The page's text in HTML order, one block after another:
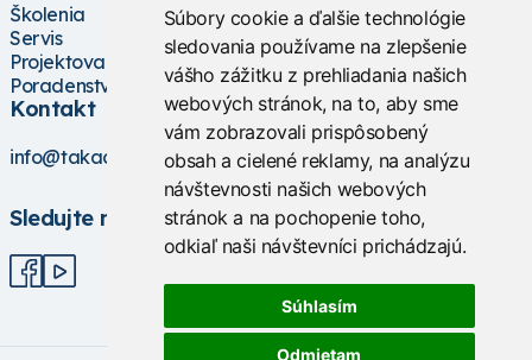
Súbory cookie a ďalšie technológie
sledovania používame na zlepšenie
vášho zážitku z prehliadania našich
webových stránok, na to, aby sme
vám zobrazovali prispôsobený
obsah a cielené reklamy, na analýzu
návštevnosti našich webových
stránok a na pochopenie toho,
odkiaľ naši návštevníci prichádzajú.
Súhlasím
Odmietam
Školenia
Servis
Projektovanie
Poradenstvo
Kontakt
info@takacs.sk
Sledujte nás